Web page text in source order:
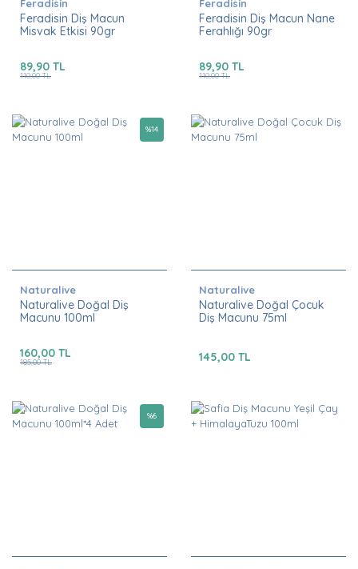
Feradisin
Feradisin Diş Macun
Misvak Etkisi 90gr
89,90 TL
110,00 TL
Feradisin
Feradisin Diş Macun Nane
Ferahlığı 90gr
89,90 TL
110,00 TL
Naturalive
Naturalive Doğal Diş
Macunu 100ml
%14
160,00 TL
185,00 TL
Naturalive
Naturalive Doğal Çocuk
Diş Macunu 75ml
145,00 TL
%6